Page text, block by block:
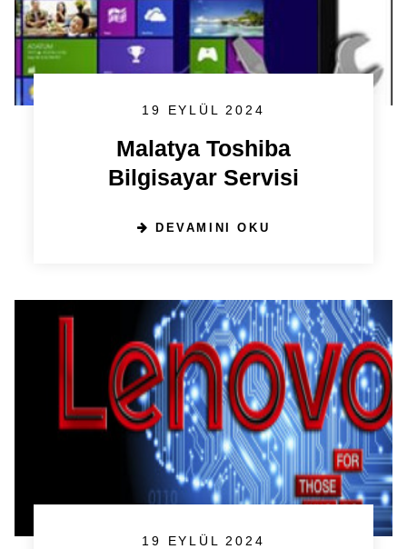
19 EYLÜL 2024
Malatya Toshiba
Bilgisayar Servisi
DEVAMINI OKU
19 EYLÜL 2024